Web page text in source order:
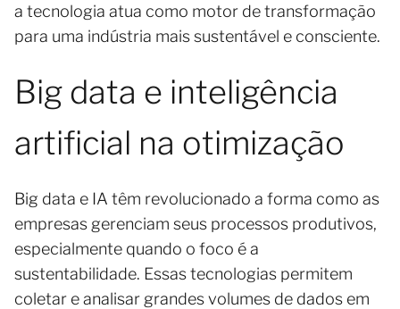
a tecnologia atua como motor de transformação
para uma indústria mais sustentável e consciente.
Big data e inteligência
artificial na otimização
Big data e IA têm revolucionado a forma como as
empresas gerenciam seus processos produtivos,
especialmente quando o foco é a
sustentabilidade. Essas tecnologias permitem
coletar e analisar grandes volumes de dados em